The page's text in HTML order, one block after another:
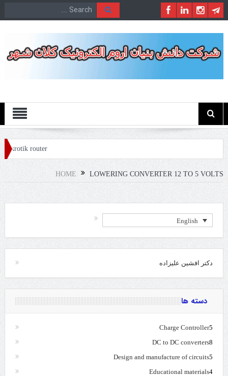
Menu
router
HOME LOWERING CONVERTER 12 TO 5 VOLTS
English
دکتر افشین علیزاده
دسته ها
Charge Controller5
DC to DC converters8
Design and manufacture of circuits5
Educational materials4